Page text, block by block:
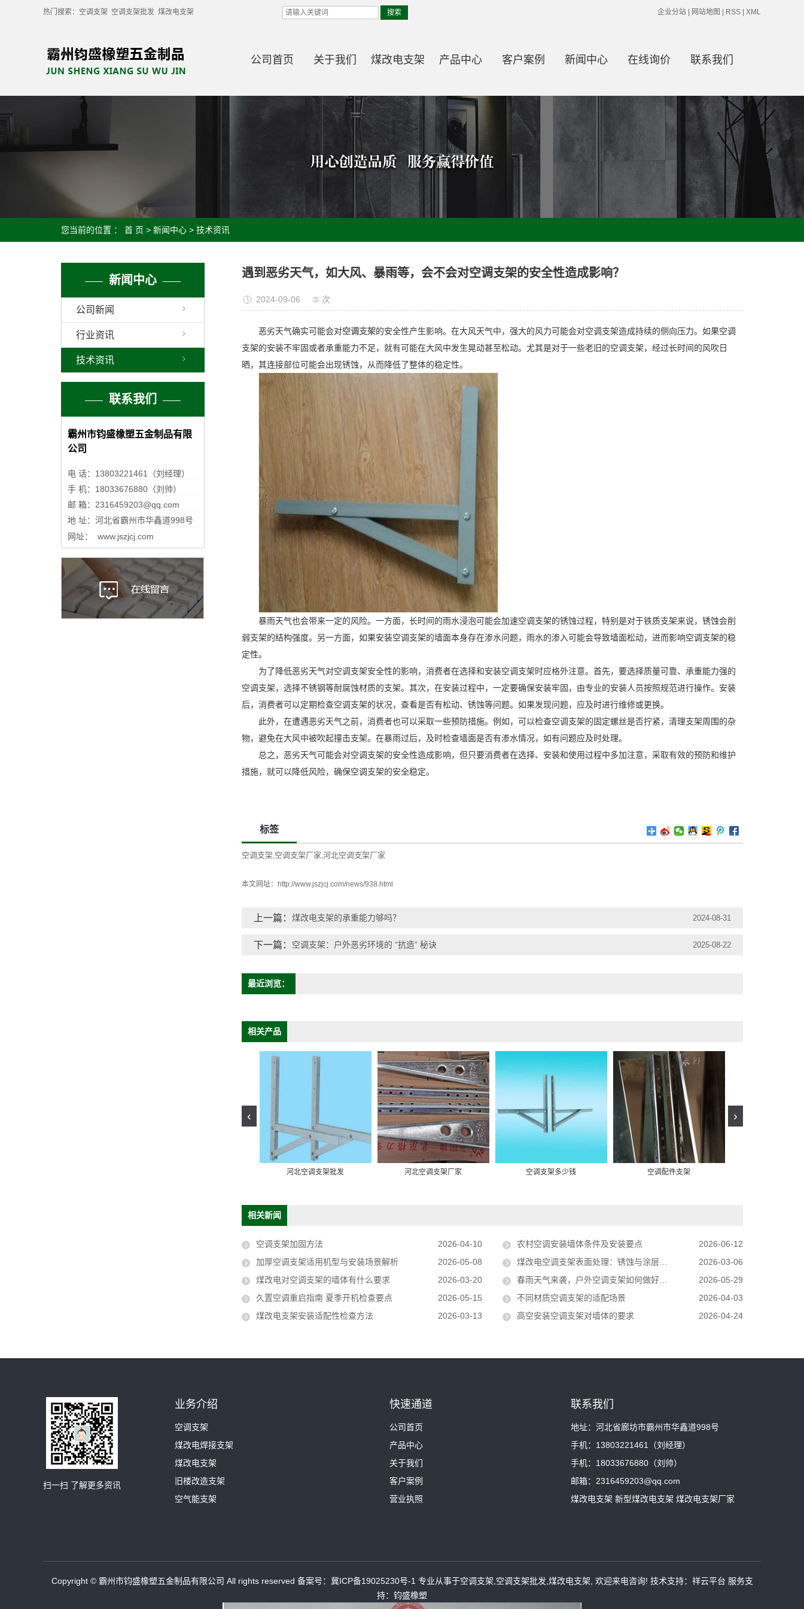
热门搜索： 空调支架 空调支架批发 煤改电支架 企业分站 网站地图 RSS XML
公司首页 关于我们 煤改电支架 产品中心 客户案例 新闻中心 在线询价 联系我们
您当前的位置 ： 首 页 > 新闻中心 > 技术资讯
新闻中心
公司新闻
行业资讯
技术资讯
联系我们
霸州市钧盛橡塑五金制品有限
公司
电 话：13803221461（刘经理）
手 机：18033676880（刘帅）
邮 箱：2316459203@qq.com
地 址：河北省霸州市华鑫道998号
网址： www.jszjcj.com
遇到恶劣天气，如大风、暴雨等，会不会对空调支架的安全性造成影响？
2024-09-06 次
恶劣天气确实可能会对空调支架的安全性产生影响。在大风天气中，强大的风力可能会对空调支架造成持续的侧向压力。如果空调
支架的安装不牢固或者承重能力不足，就有可能在大风中发生晃动甚至松动。尤其是对于一些老旧的空调支架，经过长时间的风吹日
晒，其连接部位可能会出现锈蚀，从而降低了整体的稳定性。
暴雨天气也会带来一定的风险。一方面，长时间的雨水浸泡可能会加速空调支架的锈蚀过程，特别是对于铁质支架来说，锈蚀会削
弱支架的结构强度。另一方面，如果安装空调支架的墙面本身存在渗水问题，雨水的渗入可能会导致墙面松动，进而影响空调支架的稳
定性。
为了降低恶劣天气对空调支架安全性的影响，消费者在选择和安装空调支架时应格外注意。首先，要选择质量可靠、承重能力强的
空调支架，选择不锈钢等耐腐蚀材质的支架。其次，在安装过程中，一定要确保安装牢固，由专业的安装人员按照规范进行操作。安装
后，消费者可以定期检查空调支架的状况，查看是否有松动、锈蚀等问题。如果发现问题，应及时进行维修或更换。
此外，在遭遇恶劣天气之前，消费者也可以采取一些预防措施。例如，可以检查空调支架的固定螺丝是否拧紧，清理支架周围的杂
物，避免在大风中被吹起撞击支架。在暴雨过后，及时检查墙面是否有渗水情况，如有问题应及时处理。
总之，恶劣天气可能会对空调支架的安全性造成影响，但只要消费者在选择、安装和使用过程中多加注意，采取有效的预防和维护
措施，就可以降低风险，确保空调支架的安全稳定。
标签
空调支架,空调支架厂家,河北空调支架厂家
本文网址： http://www.jszjcj.com/news/938.html
上一篇： 煤改电支架的承重能力够吗？ 2024-08-31
下一篇： 空调支架：户外恶劣环境的 “抗造” 秘诀 2025-08-22
最近浏览：
相关产品
河北空调支架批发 河北空调支架厂家 空调支架多少钱 空调配件支架
‹ ›
相关新闻
空调支架加固方法 2026-04-10 农村空调安装墙体条件及安装要点
2026-06-12
加厚空调支架适用机型与安装场景解析
2026-05-08 煤改电空调支架表面处理：锈蚀与涂层脱落的应对方法
2026-03-06
煤改电对空调支架的墙体有什么要求
2026-03-20 春雨天气来袭，户外空调支架如何做好防雨防护
2026-05-29
久置空调重启指南 夏季开机检查要点
2026-05-15 不同材质空调支架的适配场景
2026-04-03
煤改电支架安装适配性检查方法
2026-03-13 高空安装空调支架对墙体的要求 2026-04-24
扫一扫 了解更多资讯
业务介绍
空调支架
煤改电焊接支架
煤改电支架
旧楼改造支架
空气能支架
快速通道
公司首页
产品中心
关于我们
客户案例
营业执照
联系我们
地址：河北省廊坊市霸州市华鑫道998号
手机：13803221461（刘经理）
手机：18033676880（刘帅）
邮箱：2316459203@qq.com
煤改电支架 新型煤改电支架 煤改电支架厂家
Copyright © 霸州市钧盛橡塑五金制品有限公司 All rights reserved 备案号： 冀ICP备19025230号-1 专业从事于空调支架,空调支架批发,煤改电支架, 欢迎来电咨询! 技术支持： 祥云平台 服务支
持： 钧盛橡塑